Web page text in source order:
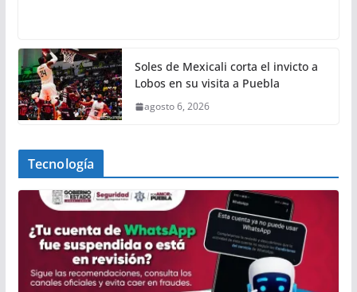
Soles de Mexicali corta el invicto a
Lobos en su visita a Puebla
agosto 6, 2026
Tecnología